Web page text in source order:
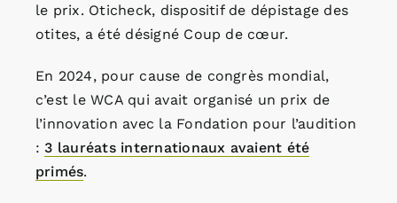
le prix. Oticheck, dispositif de dépistage des
otites, a été désigné Coup de cœur.
En 2024, pour cause de congrès mondial,
c’est le WCA qui avait organisé un prix de
l’innovation avec la Fondation pour l’audition
:3 lauréats internationaux avaient été
primés.